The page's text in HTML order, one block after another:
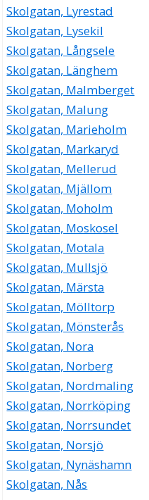
Skolgatan, Lyrestad
Skolgatan, Lysekil
Skolgatan, Långsele
Skolgatan, Länghem
Skolgatan, Malmberget
Skolgatan, Malung
Skolgatan, Marieholm
Skolgatan, Markaryd
Skolgatan, Mellerud
Skolgatan, Mjällom
Skolgatan, Moholm
Skolgatan, Moskosel
Skolgatan, Motala
Skolgatan, Mullsjö
Skolgatan, Märsta
Skolgatan, Mölltorp
Skolgatan, Mönsterås
Skolgatan, Nora
Skolgatan, Norberg
Skolgatan, Nordmaling
Skolgatan, Norrköping
Skolgatan, Norrsundet
Skolgatan, Norsjö
Skolgatan, Nynäshamn
Skolgatan, Nås